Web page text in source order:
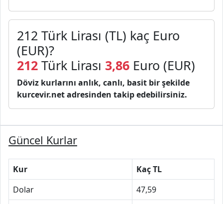
212 Türk Lirası (TL) kaç Euro
(EUR)?
212 Türk Lirası 3,86 Euro (EUR)
Döviz kurlarını anlık, canlı, basit bir şekilde
kurcevir.net adresinden takip edebilirsiniz.
Güncel Kurlar
Kur
Kaç TL
Dolar
47,59